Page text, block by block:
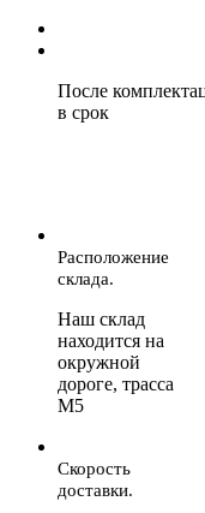
После
в срок
Расположение
склада.
Наш склад
находится на
окружной
дороге, трасса
М5
Скорость
доставки.